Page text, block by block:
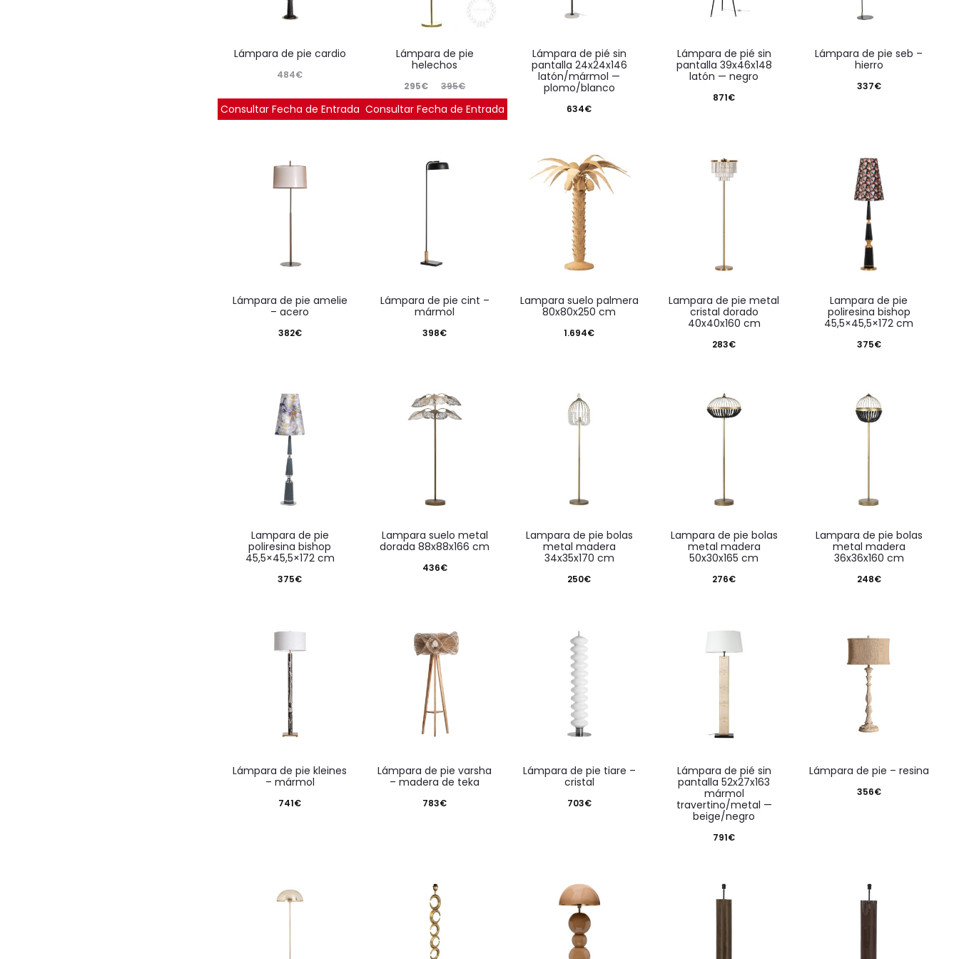
lámpara de pie cardio
484€
Consultar Fecha de Entrada
lámpara de pie
helechos
395€
El
precio
395€.
295€
El
precioAhorras:83€ (25.3%)
Consultar Fecha de Entrada
lámpara de pié sin
pantalla 24x24x146
latón/mármol —
plomo/blanco
634€
lámpara de pié sin
pantalla 39x46x148
latón — negro
871€
lámpara de pie seb –
hierro
337€
lámpara de pie amelie
– acero
382€
lámpara de pie cint –
mármol
398€
lampara suelo palmera
80x80x250 cm
1.694€
lampara de pie metal
cristal dorado
40x40x160 cm
283€
lampara de pie
poliresina bishop
45,5×45,5×172 cm
375€
lampara de pie
poliresina bishop
45,5×45,5×172 cm
375€
lampara suelo metal
dorada 88x88x166 cm
436€
lampara de pie bolas
metal madera
34x35x170 cm
250€
lampara de pie bolas
metal madera
50x30x165 cm
276€
lampara de pie bolas
metal madera
36x36x160 cm
248€
lámpara de pie kleines
– mármol
741€
lámpara de pie varsha
– madera de teka
783€
lámpara de pie tiare –
cristal
703€
lámpara de pié sin
pantalla 52x27x163
mármol
travertino/metal —
beige/negro
791€
lámpara de pie – resina
356€